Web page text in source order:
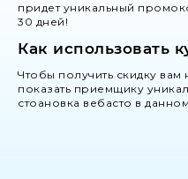
придет уникальный
30 дней!
Как использовать
Чтобы получить скидку
показать приемщику
стоановка вебасто в